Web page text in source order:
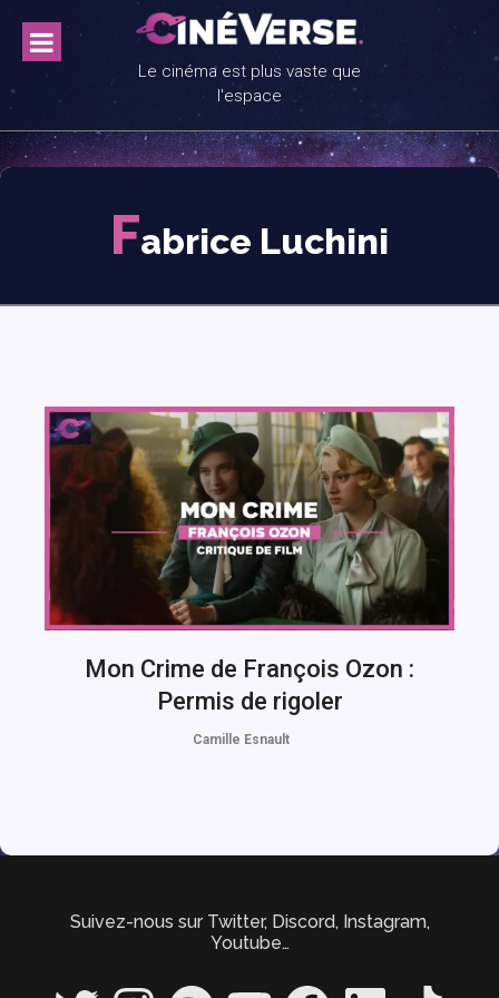
content
Le cinéma est plus vaste que
l'espace
Fabrice Luchini
Mon Crime de François Ozon :
Permis de rigoler
Camille Esnault
Suivez-nous sur Twitter, Discord, Instagram,
Youtube…
Twitter InstagramSpotify YouTube FacebookLinkedIn TikTok